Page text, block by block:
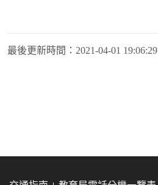
最後更新時間： 2021-04-01 19:06:29